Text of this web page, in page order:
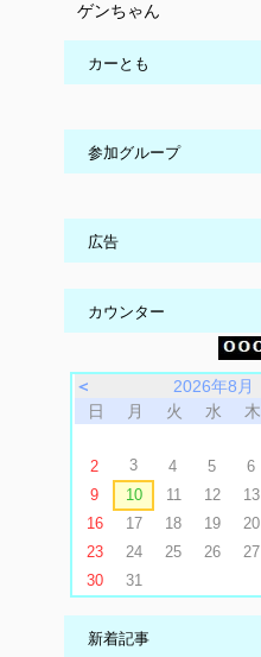
ゲンちゃん
カーとも
参加グループ
広告
カウンター
＜ 2026年8月
日
月 火 水 木
2
3 4 5 6
9
10 11 12 13
16
17 18 19 20
23
24 25 26 27
30
31
新着記事